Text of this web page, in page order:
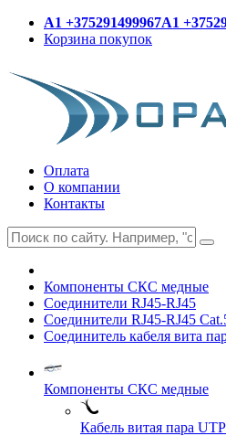
A1 +375291499967A1
Корзина покупок
Оплата
О компании
Контакты
Компоненты СКС медные
Соединители RJ45-RJ45
Соединители RJ45-RJ45
Соединитель кабеля вита
Компоненты СКС медные
Кабель витая пара